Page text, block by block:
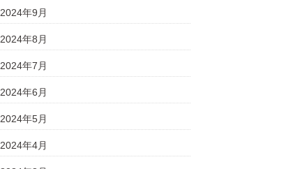
2024年9月
2024年8月
2024年7月
2024年6月
2024年5月
2024年4月